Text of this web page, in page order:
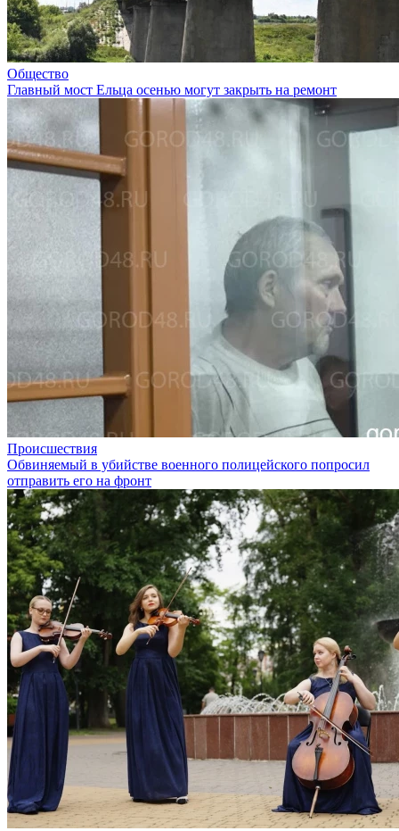
Общество
Главный мост Ельца осенью могут закрыть на ремонт
Происшествия
Обвиняемый в убийстве военного полицейского попросил
отправить его на фронт